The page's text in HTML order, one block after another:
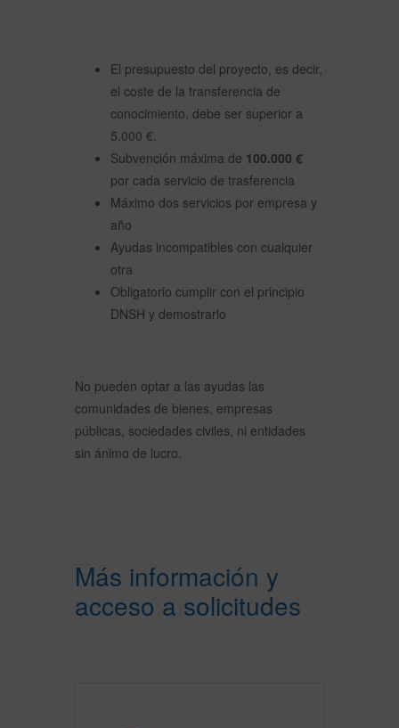
El presupuesto del proyecto, es decir,
el coste de la transferencia de
conocimiento, debe ser superior a
5.000 €.
Subvención máxima de 100.000 €
por cada servicio de trasferencia
Máximo dos servicios por empresa y
año
Ayudas incompatibles con cualquier
otra
Obligatorio cumplir con el principio
DNSH y demostrarlo
No pueden optar a las ayudas las
comunidades de bienes, empresas
públicas, sociedades civiles, ni entidades
sin ánimo de lucro.
Más información y
acceso a solicitudes